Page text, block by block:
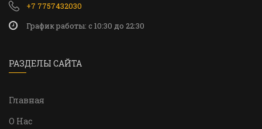
+7 7757432030
График работы: c 10:30 до 22:30
РАЗДЕЛЫ САЙТА
Главная
О Нас